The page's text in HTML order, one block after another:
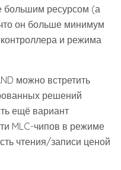
большим ресурсом (а
он больше минимум
и режима
можно встретить
решений
ещё вариант
MLC-чипов в режиме
чтения/записи ценой